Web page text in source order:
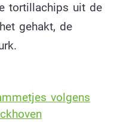
tortillachips uit de
gehakt, de
volgens